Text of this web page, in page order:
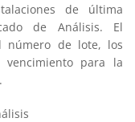
de última
de Análisis. El
número de lote, los
para la